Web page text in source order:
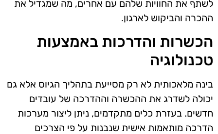
לשתף את החוויות שלהם עם אחרים, מה שמגדיל את
ההכרה והביקוש לארגון.
הכשרות והדרכות באמצעות
טכנולוגיה
בינה מלאכותית לא רק מסייעת בתהליך הגיוס אלא גם
יכולה לשדרג את ההכשרה וההדרכה של עובדים
חדשים. בעזרת כלים מתקדמים, ניתן ליצור מערכות
הדרכה מותאמות אישית שנבנות על פי הצרכים